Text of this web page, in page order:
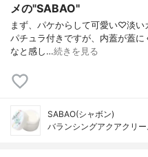
メの"SABAO"
まず、パケからして可愛い♡淡い
パチュラ付きですが、内蓋が蓋
なと感し…続きを見る
SABAO(シャボン)
バランシングアクアクリー